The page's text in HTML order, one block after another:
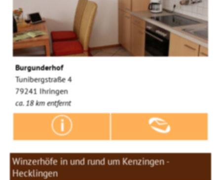
Burgunderhof
Tunibergstraße 4
79241 Ihringen
ca. 18 km entfernt
Winzerhöfe in und rund um Kenzingen -
Hecklingen